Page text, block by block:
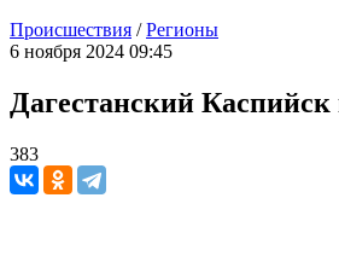
Происшествия /Регионы
6 ноября 2024 09:45
Дагестанский
383